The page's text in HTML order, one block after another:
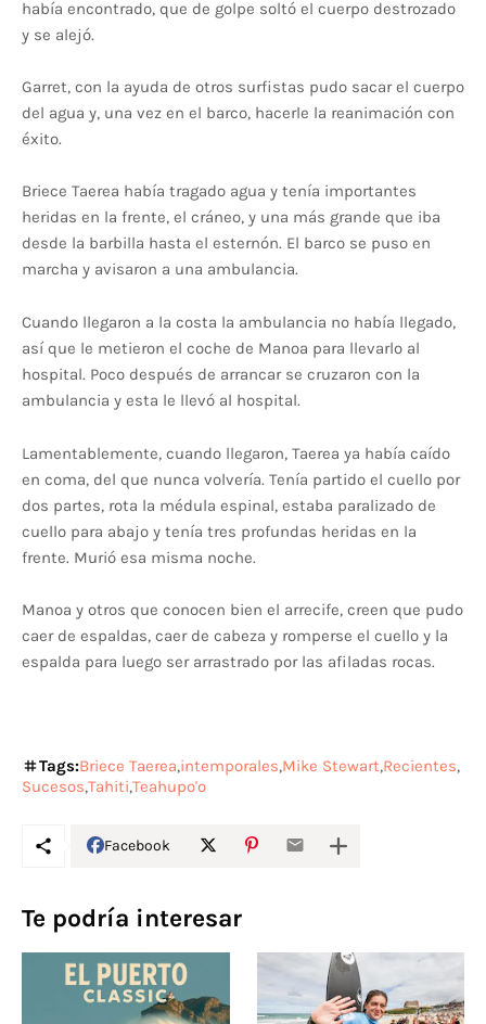
había encontrado, que de golpe soltó el cuerpo destrozado
y se alejó.
Garret, con la ayuda de otros surfistas pudo sacar el cuerpo
del agua y, una vez en el barco, hacerle la reanimación con
éxito.
Briece Taerea había tragado agua y tenía importantes
heridas en la frente, el cráneo, y una más grande que iba
desde la barbilla hasta el esternón. El barco se puso en
marcha y avisaron a una ambulancia.
Cuando llegaron a la costa la ambulancia no había llegado,
así que le metieron el coche de Manoa para llevarlo al
hospital. Poco después de arrancar se cruzaron con la
ambulancia y esta le llevó al hospital.
Lamentablemente, cuando llegaron, Taerea ya había caído
en coma, del que nunca volvería. Tenía partido el cuello por
dos partes, rota la médula espinal, estaba paralizado de
cuello para abajo y tenía tres profundas heridas en la
frente. Murió esa misma noche.
Manoa y otros que conocen bien el arrecife, creen que pudo
caer de espaldas, caer de cabeza y romperse el cuello y la
espalda para luego ser arrastrado por las afiladas rocas.
Tags:Briece Taerea intemporales Mike Stewart Recientes
Sucesos Tahiti Teahupo'o
Facebook
Te podría interesar